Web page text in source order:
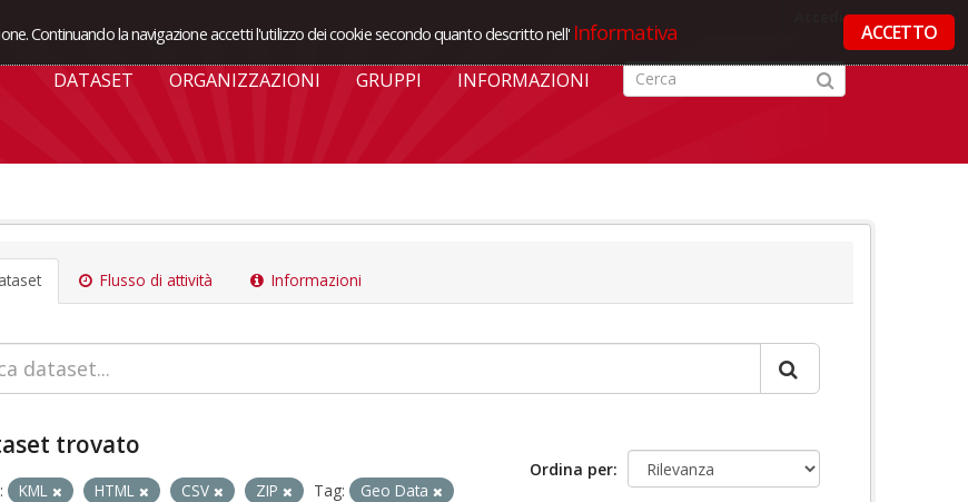
Continuando la navigazione accetti l'utilizzo dei cookie secondo quanto descritto nell' Informativa ACCETTO
DATASET ORGANIZZAZIONI GRUPPI INFORMAZIONI
Flusso di attività Informazioni
Ordina per
trovato
KML HTML CSV ZIP Tag: Geo Data